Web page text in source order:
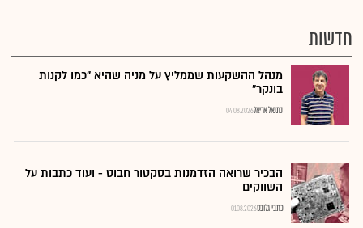
חדשות
מנהל ההשקעות שממליץ על מניה שהיא "כמו לקנות
בונקר"
04.08.2026נתנאל אריאל
הבכיר שרואה הזדמנות בסקטור חבוט - ועוד כתבות על
השווקים
01.08.2026כתבי גלובס